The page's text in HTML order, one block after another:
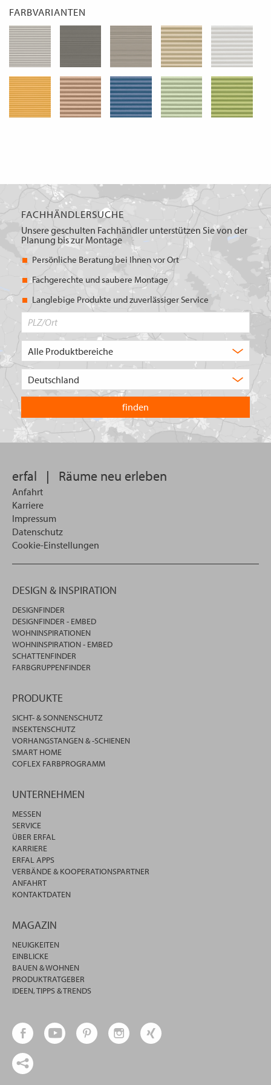
FARBVARIANTEN
FACHHÄNDLERSUCHE
Unsere geschulten Fachhändler unterstützen Sie von der
Planung bis zur Montage
Persönliche Beratung bei Ihnen vor Ort
Fachgerechte und saubere Montage
Langlebige Produkte und zuverlässiger Service
in
welchem
Land
Sie
suchen
erfal | Räume neu erleben
Anfahrt
Karriere
Impressum
Datenschutz
Cookie-Einstellungen
DESIGN & INSPIRATION
DESIGNFINDER
DESIGNFINDER - EMBED
WOHNINSPIRATIONEN
WOHNINSPIRATION - EMBED
SCHATTENFINDER
FARBGRUPPENFINDER
PRODUKTE
SICHT- & SONNENSCHUTZ
INSEKTENSCHUTZ
VORHANGSTANGEN & -SCHIENEN
SMART HOME
COFLEX FARBPROGRAMM
UNTERNEHMEN
MESSEN
SERVICE
ÜBER ERFAL
KARRIERE
ERFAL APPS
VERBÄNDE & KOOPERATIONSPARTNER
ANFAHRT
KONTAKTDATEN
MAGAZIN
NEUIGKEITEN
EINBLICKE
BAUEN & WOHNEN
PRODUKTRATGEBER
IDEEN, TIPPS & TRENDS